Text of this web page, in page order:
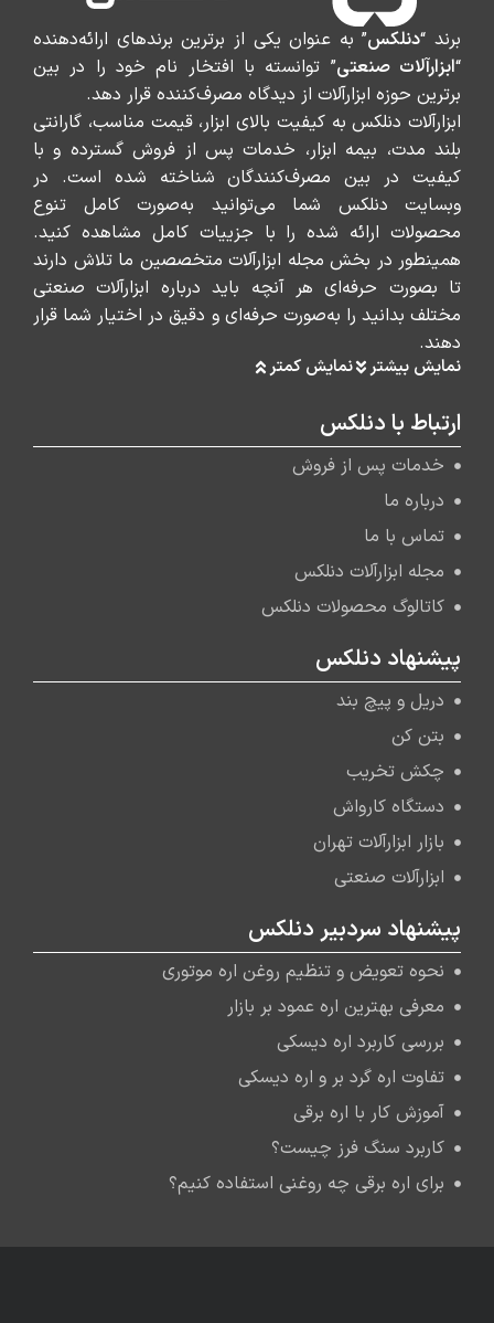
برند “دنلکس” به عنوان یکی از برترین برندهای ارائه‌دهنده
“ابزارآلات صنعتی” توانسته با افتخار نام خود را در بین
برترین حوزه ابزارآلات از دیدگاه مصرف‌کننده قرار دهد.
ابزارآلات دنلکس به کیفیت بالای ابزار، قیمت مناسب، گارانتی
بلند مدت، بیمه ابزار، خدمات پس از فروش گسترده و با
کیفیت در بین مصرف‌کنندگان شناخته شده است. در
وبسایت دنلکس شما می‌توانید به‌صورت کامل تنوع
محصولات ارائه شده را با جزییات کامل مشاهده کنید.
همینطور در بخش مجله ابزارآلات متخصصین ما تلاش دارند
تا بصورت حرفه‌ای هر آنچه باید درباره ابزارآلات صنعتی
مختلف بدانید را به‌صورت حرفه‌ای و دقیق در اختیار شما قرار
دهند.
نمایش بیشتر نمایش کمتر
ارتباط با دنلکس
خدمات پس از فروش
درباره ما
تماس با ما
مجله ابزارآلات دنلکس
کاتالوگ محصولات دنلکس
پیشنهاد دنلکس
دریل و پیچ بند
بتن کن
چکش تخریب
دستگاه کارواش
بازار ابزارآلات تهران
ابزارآلات صنعتی
پیشنهاد سردبیر دنلکس
نحوه تعویض و تنظیم روغن اره موتوری
معرفی بهترین اره عمود بر بازار
بررسی کاربرد اره دیسکی
تفاوت اره گرد بر و اره دیسکی
آموزش کار با اره برقی
کاربرد سنگ فرز چیست؟
برای اره برقی چه روغنی استفاده کنیم؟